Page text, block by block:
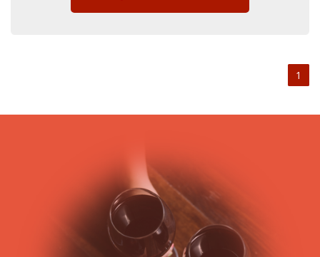
Créée en 1938, l’AOC Moulis est l’une des plus anciennes du
présentes au Moyen-Age, où les habitants commencèrent à
cultivant pour leur consommation personnelle de vin.
Les vins de Moulis sont des vins très diversifiés du fait de la
disparité du terroir de l’AOC Moulis. Sur certaines parties de
Moulis, des sols et sous-sols argilo-calcaires, sur d’autres
parties des graves ou bien encore du sable. Le vin de Moulis
est réalisé à base des cépages typiques de la région
1